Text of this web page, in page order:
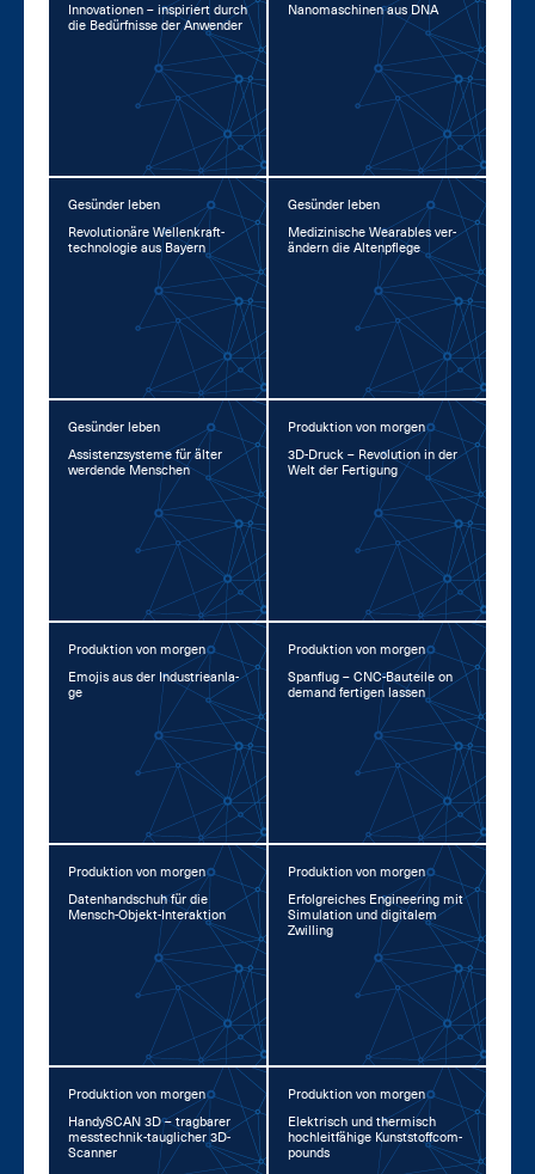
In­no­va­tio­nen – in­spi­riert durch
die Be­dürf­nis­se der An­wen­der
Na­no­ma­schi­nen aus DNA
Gesünder leben
Re­vo­lu­tio­nä­re Wel­len­kraft­
tech­no­lo­gie aus Bay­ern
Gesünder leben
Me­di­zi­ni­sche Weara­bles ver­
än­dern die Al­ten­pfle­ge
Gesünder leben
As­sis­tenz­sys­te­me für äl­ter
wer­den­de Men­schen
Produktion von morgen
3D-Druck – Re­vo­lu­ti­on in der
Welt der Fer­ti­gung
Produktion von morgen
Emo­jis aus der In­dus­trie­an­la­
ge
Produktion von morgen
Span­flug – CNC-Bau­tei­le on
de­mand fer­ti­gen las­sen
Produktion von morgen
Da­ten­hand­schuh für die
Mensch-Ob­jekt-In­ter­ak­ti­on
Produktion von morgen
Er­folg­rei­ches En­gi­nee­ring mit
Si­mu­la­ti­on und di­gi­ta­lem
Zwil­ling
Produktion von morgen
Han­dy­SCAN 3D – trag­ba­rer
mess­tech­nik-taug­li­cher 3D-
Scan­ner
Produktion von morgen
Elek­trisch und ther­misch
hoch­leit­fä­hi­ge Kunst­stoff­com­
pounds